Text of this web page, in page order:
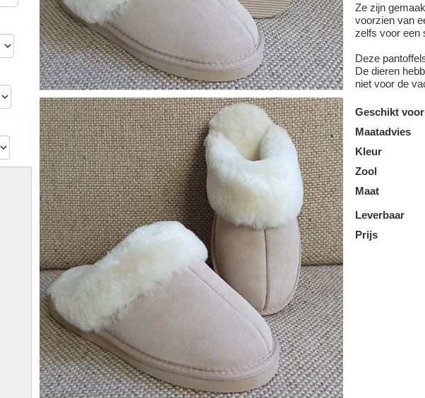
Ze zijn
voorzien van
zelfs voor een
Deze
De dieren
niet voor de
Geschikt voor
Maatadvies
Kleur
Zool
Maat
Leverbaar
Prijs